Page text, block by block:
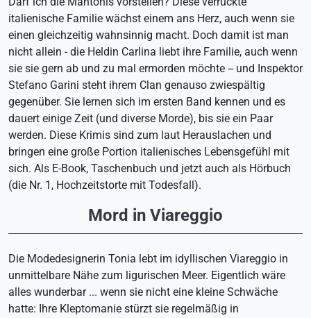
italienische Familie wächst einem ans Herz, auch wenn sie
einen gleichzeitig wahnsinnig macht. Doch damit ist man
nicht allein - die Heldin Carlina liebt ihre Familie, auch wenn
sie sie gern ab und zu mal ermorden möchte -- und Inspektor
Stefano Garini steht ihrem Clan genauso zwiespältig
gegenüber. Sie lernen sich im ersten Band kennen und es
dauert einige Zeit (und diverse Morde), bis sie ein Paar
werden. Diese Krimis sind zum laut Herauslachen und
bringen eine große Portion italienisches Lebensgefühl mit
sich. Als E-Book, Taschenbuch und jetzt auch als Hörbuch
(die Nr. 1, Hochzeitstorte mit Todesfall).
Mord in Viareggio
Die Modedesignerin Tonia lebt im idyllischen Viareggio in
unmittelbare Nähe zum ligurischen Meer. Eigentlich wäre
alles wunderbar ... wenn sie nicht eine kleine Schwäche
hatte: Ihre Kleptomanie stürzt sie regelmäßig in